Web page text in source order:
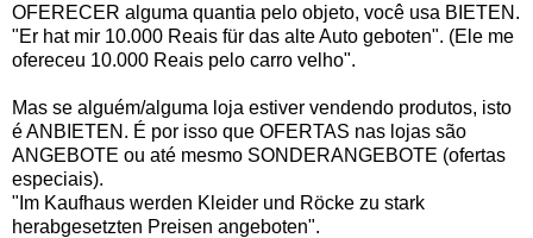
OFERECER alguma quantia pelo objeto, você usa BIETEN.
"Er hat mir 10.000 Reais für das alte Auto geboten". (Ele me
ofereceu 10.000 Reais pelo carro velho".
Mas se alguém/alguma loja estiver vendendo produtos, isto
é ANBIETEN. É por isso que OFERTAS nas lojas são
ANGEBOTE ou até mesmo SONDERANGEBOTE (ofertas
especiais).
"Im Kaufhaus werden Kleider und Röcke zu stark
herabgesetzten Preisen angeboten".